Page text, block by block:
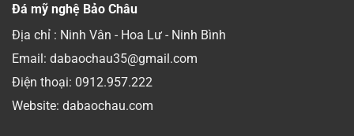
Đá mỹ nghệ Bảo Châu
Địa chỉ : Ninh Vân - Hoa Lư - Ninh Bình
Email: dabaochau35@gmail.com
Điện thoại: 0912.957.222
Website: dabaochau.com